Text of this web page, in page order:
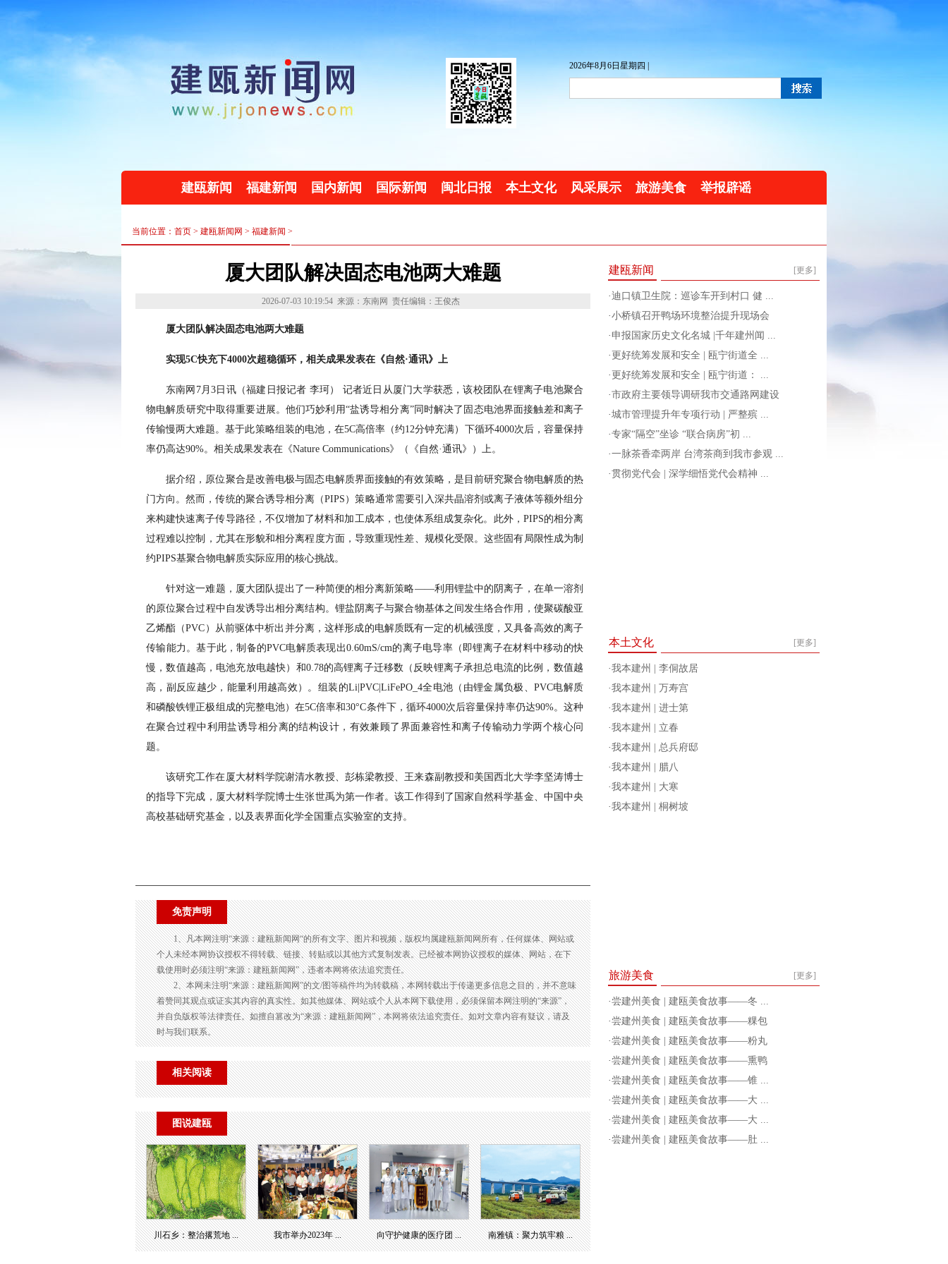
2026年8月6日星期四 |
建瓯新闻 福建新闻 国内新闻 国际新闻 闽北日报 本土文化 风采展示 旅游美食 举报辟谣
当前位置：首页 > 建瓯新闻网 > 福建新闻 >
厦大团队解决固态电池两大难题
2026-07-03 10:19:54 来源：东南网 责任编辑：王俊杰
厦大团队解决固态电池两大难题
实现5C快充下4000次超稳循环，相关成果发表在《自然·通讯》上
东南网7月3日讯（福建日报记者 李珂） 记者近日从厦门大学获悉，该校团队在锂离子电池聚合
物电解质研究中取得重要进展。他们巧妙利用“盐诱导相分离”同时解决了固态电池界面接触差和离子
传输慢两大难题。基于此策略组装的电池，在5C高倍率（约12分钟充满）下循环4000次后，容量保持
率仍高达90%。相关成果发表在《Nature Communications》（《自然·通讯》）上。
据介绍，原位聚合是改善电极与固态电解质界面接触的有效策略，是目前研究聚合物电解质的热
门方向。然而，传统的聚合诱导相分离（PIPS）策略通常需要引入深共晶溶剂或离子液体等额外组分
来构建快速离子传导路径，不仅增加了材料和加工成本，也使体系组成复杂化。此外，PIPS的相分离
过程难以控制，尤其在形貌和相分离程度方面，导致重现性差、规模化受限。这些固有局限性成为制
约PIPS基聚合物电解质实际应用的核心挑战。
针对这一难题，厦大团队提出了一种简便的相分离新策略——利用锂盐中的阴离子，在单一溶剂
的原位聚合过程中自发诱导出相分离结构。锂盐阴离子与聚合物基体之间发生络合作用，使聚碳酸亚
乙烯酯（PVC）从前驱体中析出并分离，这样形成的电解质既有一定的机械强度，又具备高效的离子
传输能力。基于此，制备的PVC电解质表现出0.60mS/cm的离子电导率（即锂离子在材料中移动的快
慢，数值越高，电池充放电越快）和0.78的高锂离子迁移数（反映锂离子承担总电流的比例，数值越
高，副反应越少，能量利用越高效）。组装的Li|PVC|LiFePO_4全电池（由锂金属负极、PVC电解质
和磷酸铁锂正极组成的完整电池）在5C倍率和30°C条件下，循环4000次后容量保持率仍达90%。这种
在聚合过程中利用盐诱导相分离的结构设计，有效兼顾了界面兼容性和离子传输动力学两个核心问
题。
该研究工作在厦大材料学院谢清水教授、彭栋梁教授、王来森副教授和美国西北大学李坚涛博士
的指导下完成，厦大材料学院博士生张世禹为第一作者。该工作得到了国家自然科学基金、中国中央
高校基础研究基金，以及表界面化学全国重点实验室的支持。
免责声明
1、凡本网注明“来源：建瓯新闻网“的所有文字、图片和视频，版权均属建瓯新闻网所有，任何媒体、网站或
个人未经本网协议授权不得转载、链接、转贴或以其他方式复制发表。已经被本网协议授权的媒体、网站，在下
载使用时必须注明“来源：建瓯新闻网”，违者本网将依法追究责任。
2、本网未注明“来源：建瓯新闻网”的文/图等稿件均为转载稿，本网转载出于传递更多信息之目的，并不意味
着赞同其观点或证实其内容的真实性。如其他媒体、网站或个人从本网下载使用，必须保留本网注明的“来源”，
并自负版权等法律责任。如擅自篡改为“来源：建瓯新闻网”，本网将依法追究责任。如对文章内容有疑议，请及
时与我们联系。
相关阅读
图说建瓯
川石乡：整治撂荒地 ... 我市举办2023年 ... 向守护健康的医疗团 ... 南雅镇：聚力筑牢粮 ...
[更多]
建瓯新闻
·迪口镇卫生院：巡诊车开到村口 健 ...
·小桥镇召开鸭场环境整治提升现场会
· 申报国家历史文化名城 |千年建州闻 ...
· 更好统筹发展和安全 | 瓯宁街道全 ...
· 更好统筹发展和安全 | 瓯宁街道： ...
·市政府主要领导调研我市交通路网建设
·城市管理提升年专项行动 | 严整殡 ...
·专家“隔空”坐诊 “联合病房”初 ...
·一脉茶香牵两岸 台湾茶商到我市参观 ...
·贯彻党代会 | 深学细悟党代会精神 ...
[更多]
本土文化
·我本建州 | 李侗故居
·我本建州 | 万寿宫
·我本建州 | 进士第
·我本建州 | 立春
·我本建州 | 总兵府邸
·我本建州 | 腊八
·我本建州 | 大寒
·我本建州 | 桐树坡
[更多]
旅游美食
·尝建州美食 | 建瓯美食故事——冬 ...
·尝建州美食 | 建瓯美食故事——粿包
·尝建州美食 | 建瓯美食故事——粉丸
·尝建州美食 | 建瓯美食故事——熏鸭
·尝建州美食 | 建瓯美食故事——锥 ...
·尝建州美食 | 建瓯美食故事——大 ...
·尝建州美食 | 建瓯美食故事——大 ...
·尝建州美食 | 建瓯美食故事——肚 ...